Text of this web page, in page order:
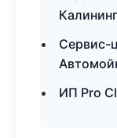
Сервис-
ИП Pro